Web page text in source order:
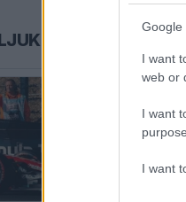
Google
I want
web or
I want
I want